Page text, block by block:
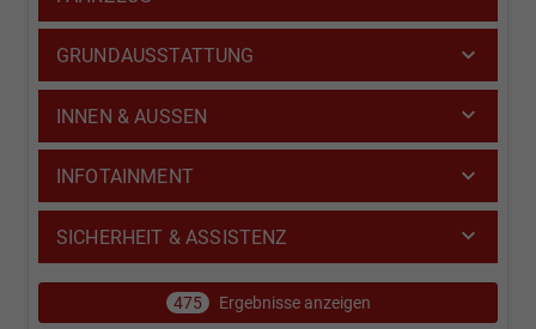
GRUNDAUSSTATTUNG
INNEN & AUSSEN
INFOTAINMENT
SICHERHEIT & ASSISTENZ
475 Ergebnisse anzeigen